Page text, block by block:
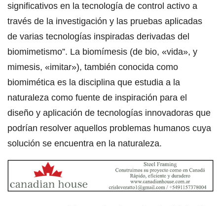
significativos en la tecnología de control activo a
través de la investigación y las pruebas aplicadas
de varias tecnologías inspiradas derivadas del
biomimetismo”. La biomímesis (de bio, «vida», y
mimesis, «imitar»), también conocida como
biomimética es la disciplina que estudia a la
naturaleza como fuente de inspiración para el
diseño y aplicación de tecnologías innovadoras que
podrían resolver aquellos problemas humanos cuya
solución se encuentra en la naturaleza.